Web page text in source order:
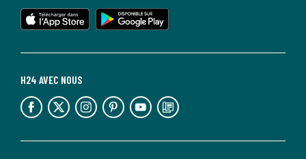
H24 AVEC NOUS
lien vers l'espace réseaux sociaux lien vers l'espace réseaux sociaux lien vers l'espace réseaux sociaux lien vers l'espace réseaux sociaux lien vers l'espace réseaux sociaux lien vers le blog la redoute
lien vers l'app store
lien vers google play